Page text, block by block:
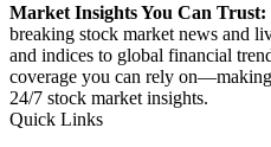
Market Insights You Can Trust:
breaking stock market news and
and indices to global financial
coverage you can rely
24/7 stock market insights.
Quick Links